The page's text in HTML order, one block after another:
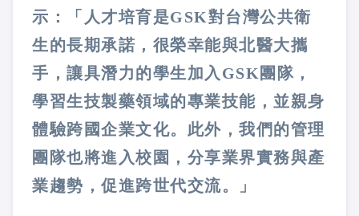
示：「人才培育是GSK對台灣公共衛
生的長期承諾，很榮幸能與北醫大攜
手，讓具潛力的學生加入GSK團隊，
學習生技製藥領域的專業技能，並親身
體驗跨國企業文化。此外，我們的管理
團隊也將進入校園，分享業界實務與產
業趨勢，促進跨世代交流。」